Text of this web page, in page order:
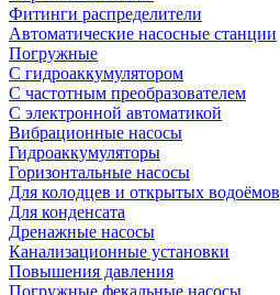
Фитинги распределители
Автоматические насосные станции
Погружные
С гидроаккумулятором
С частотным преобразователем
С электронной автоматикой
Вибрационные насосы
Гидроаккумуляторы
Горизонтальные насосы
Для колодцев и открытых водоёмов
Для конденсата
Дренажные насосы
Канализационные установки
Повышения давления
Погружные фекальные насосы